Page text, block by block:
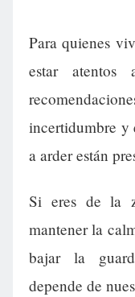
Para quienes
estar
incertidumbre y
a arder están
Si eres de la
mantener la
bajar la
depende de